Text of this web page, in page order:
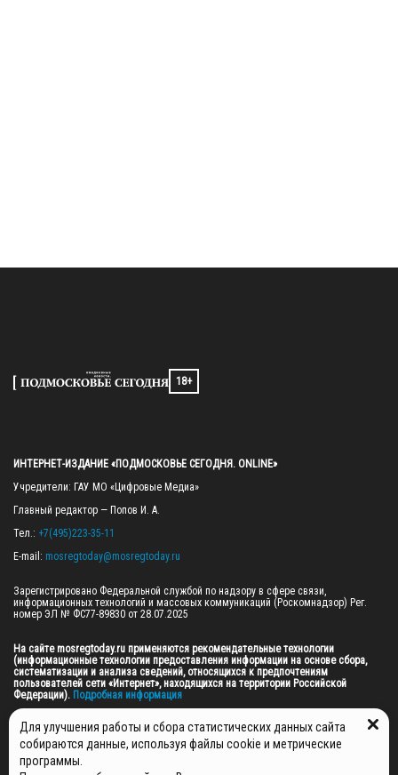
18+
ИНТЕРНЕТ-ИЗДАНИЕ «ПОДМОСКОВЬЕ СЕГОДНЯ. ONLINE»
Учредители: ГАУ МО «Цифровые Медиа»
Главный редактор — Попов И. А.
Тел.: +7(495)223-35-11
E-mail: mosregtoday@mosregtoday.ru
Зарегистрировано Федеральной службой по надзору в сфере связи,
информационных технологий и массовых коммуникаций (Роскомнадзор) Рег.
номер ЭЛ № ФС77-89830 от 28.07.2025
На сайте mosregtoday.ru применяются рекомендательные технологии
(информационные технологии предоставления информации на основе сбора,
систематизации и анализа сведений, относящихся к предпочтениям
пользователей сети «Интернет», находящихся на территории Российской
Федерации). Подробная информация
© 2026 ПРАВА НА ВСЕ МАТЕРИАЛЫ САЙТА ПРИНАДЛЕЖАТ ГАУ МО "ЦИФРОВЫЕ
МЕДИА" (ОГРН: 1255000059467).
Для улучшения работы и сбора статистических данных сайта
собираются данные, используя файлы cookie и метрические
программы.